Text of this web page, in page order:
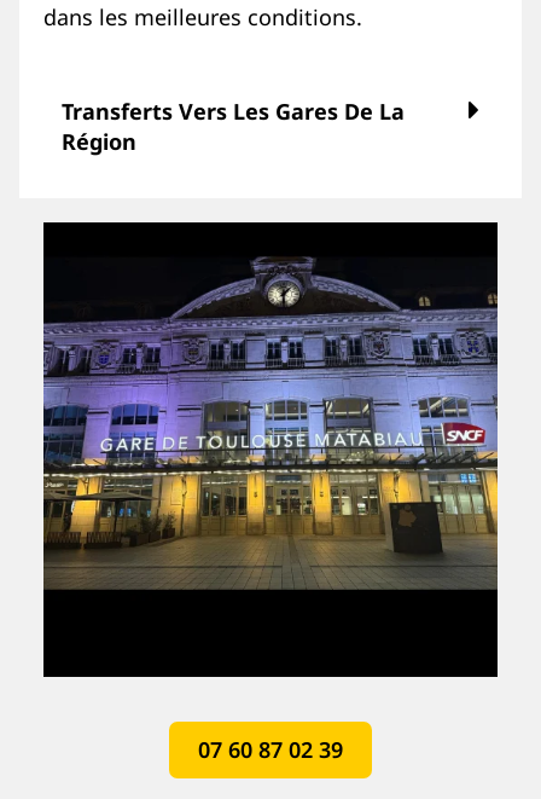
07 60 87 02 39
dans les meilleures conditions.
Transferts Vers Les Gares De La
Région